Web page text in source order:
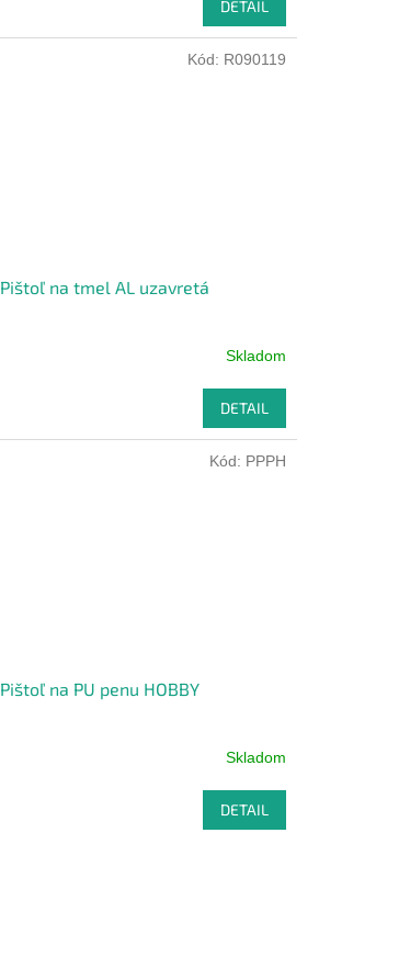
DETAIL
Pištoľ na tmel AL uzavretá
Skladom
DETAIL
Kód: R090119
Pištoľ na PU penu HOBBY
Skladom
DETAIL
Kód: PPPH